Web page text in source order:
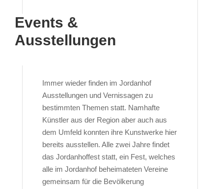
Events &
Ausstellungen
Immer wieder finden im Jordanhof
Ausstellungen und Vernissagen zu
bestimmten Themen statt. Namhafte
Künstler aus der Region aber auch aus
dem Umfeld konnten ihre Kunstwerke hier
bereits ausstellen. Alle zwei Jahre findet
das Jordanhoffest statt, ein Fest, welches
alle im Jordanhof beheimateten Vereine
gemeinsam für die Bevölkerung